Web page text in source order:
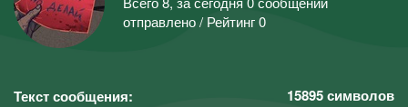
отправлено / Рейтинг 0
Текст сообщения: 15895символов